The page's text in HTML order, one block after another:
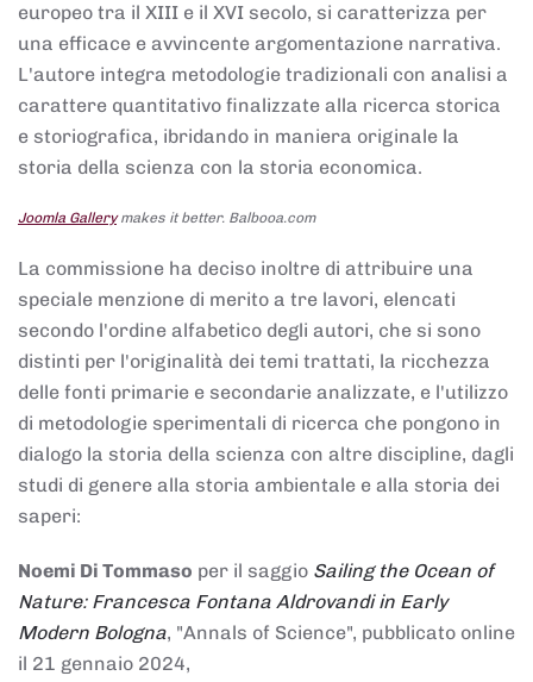
europeo tra il XIII e il XVI secolo, si caratterizza per
una efficace e avvincente argomentazione narrativa.
L'autore integra metodologie tradizionali con analisi a
carattere quantitativo finalizzate alla ricerca storica
e storiografica, ibridando in maniera originale la
storia della scienza con la storia economica.
Joomla Gallerymakes it better. Balbooa.com
La commissione ha deciso inoltre di attribuire una
speciale menzione di merito a tre lavori, elencati
secondo l'ordine alfabetico degli autori, che si sono
distinti per l'originalità dei temi trattati, la ricchezza
delle fonti primarie e secondarie analizzate, e l'utilizzo
di metodologie sperimentali di ricerca che pongono in
dialogo la storia della scienza con altre discipline, dagli
studi di genere alla storia ambientale e alla storia dei
saperi:
Noemi Di Tommaso per il saggio Sailing the Ocean of
Nature: Francesca Fontana Aldrovandi in Early
Modern Bologna, "Annals of Science", pubblicato online
il 21 gennaio 2024,